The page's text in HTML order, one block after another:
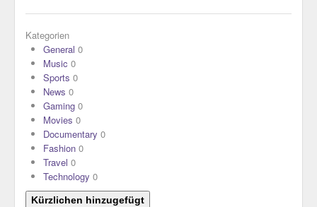
Kategorien
General 0
Music 0
Sports 0
News 0
Gaming 0
Movies 0
Documentary 0
Fashion 0
Travel 0
Technology 0
Kürzlichen hinzugefügt